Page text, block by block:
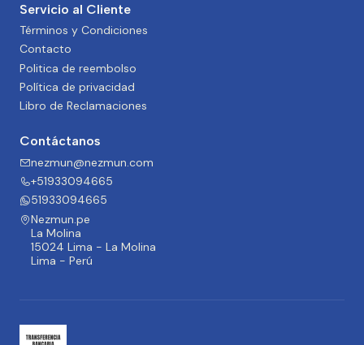
Servicio al Cliente
Términos y Condiciones
Contacto
Politica de reembolso
Política de privacidad
Libro de Reclamaciones
Contáctanos
nezmun@nezmun.com
+51933094665
51933094665
Nezmun.pe
La Molina
15024 Lima - La Molina
Lima - Perú